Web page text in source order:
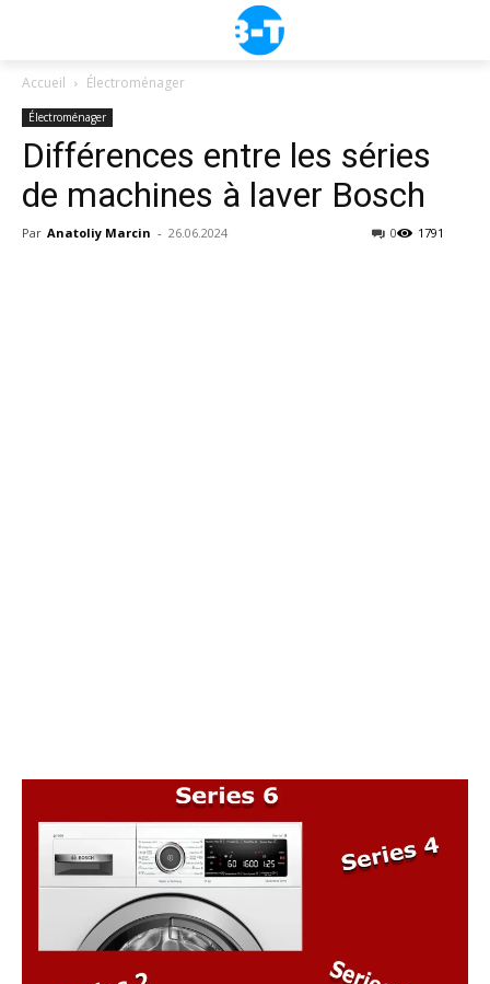
Accueil Électroménager
Électroménager
Différences entre les séries
de machines à laver Bosch
Par Anatoliy Marcin - 26.06.2024 1791
0